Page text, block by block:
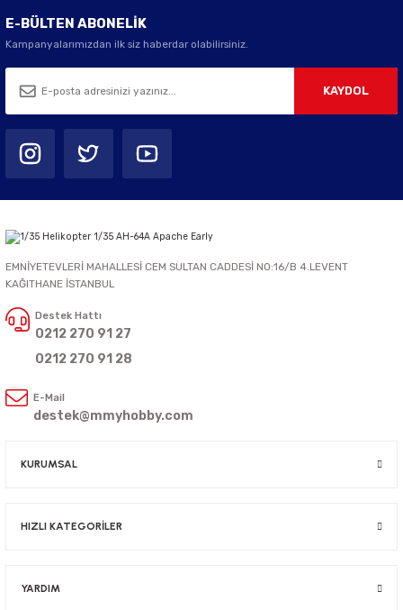
E-BÜLTEN ABONELİK
Kampanyalarımızdan ilk siz haberdar olabilirsiniz.
KAYDOL
EMNİYETEVLERİ MAHALLESİ CEM SULTAN CADDESİ NO:16/B 4.LEVENT
KAĞITHANE İSTANBUL
Destek Hattı
0212 270 91 27
0212 270 91 28
E-Mail
destek@mmyhobby.com
KURUMSAL
HIZLI KATEGORİLER
YARDIM